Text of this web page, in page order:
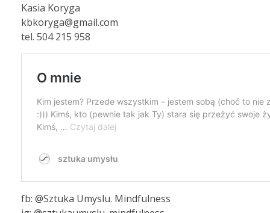
Kasia Koryga
kbkoryga@gmail.com
tel. 504 215 958
fb: @Sztuka Umyslu. Mindfulness